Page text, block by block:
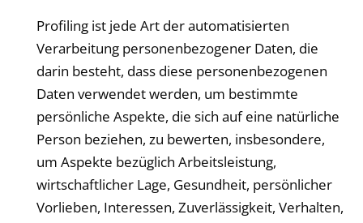
Profiling ist jede Art der automatisierten
Verarbeitung personenbezogener Daten, die
darin besteht, dass diese personenbezogenen
Daten verwendet werden, um bestimmte
persönliche Aspekte, die sich auf eine natürliche
Person beziehen, zu bewerten, insbesondere,
um Aspekte bezüglich Arbeitsleistung,
wirtschaftlicher Lage, Gesundheit, persönlicher
Vorlieben, Interessen, Zuverlässigkeit, Verhalten,